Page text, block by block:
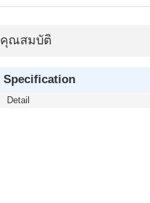
คุณสมบัติ
Specification
Detail